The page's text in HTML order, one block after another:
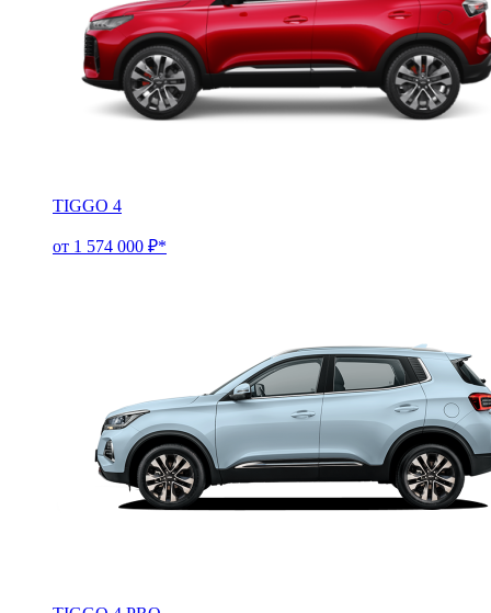
TIGGO 4
от 1 574 000 ₽*